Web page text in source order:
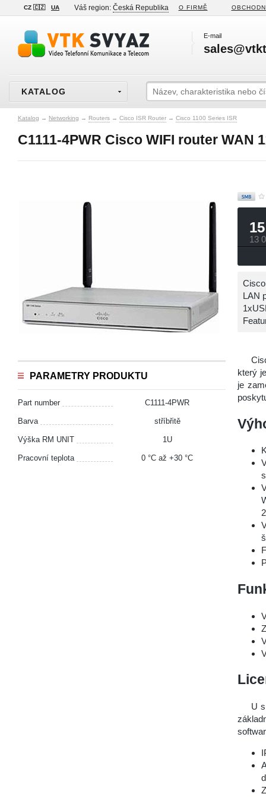
CZ 🇨🇿 UA Váš region: Česká Republika O FIRMĚ
E-mail
KATALOG
Katalog → Networking → Routers → Cisco ISR Router → Cisco 1100 Series ISR
C1111-4PWR Cisco WIFI router WAN
PARAMETRY PRODUKTU
Part number C1111-4PWR
Barva stříbřitě
Výška RM UNIT 1U
Pracovní teplota 0 °С až +30 °С
13
LAN
který
je
U